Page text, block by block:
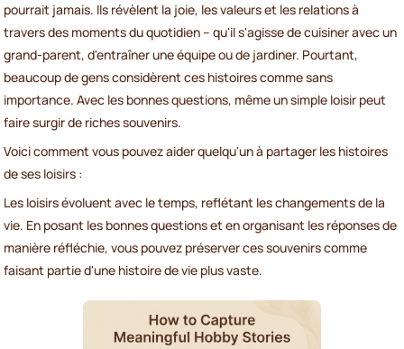
pourrait jamais. Ils révèlent la joie, les valeurs et les relations à
travers des moments du quotidien – qu'il s'agisse de cuisiner avec un
grand-parent, d'entraîner une équipe ou de jardiner. Pourtant,
beaucoup de gens considèrent ces histoires comme sans
importance. Avec les bonnes questions, même un simple loisir peut
faire surgir de riches souvenirs.
Voici comment vous pouvez aider quelqu'un à partager les histoires
de ses loisirs :
Les loisirs évoluent avec le temps, reflétant les changements de la
vie. En posant les bonnes questions et en organisant les réponses de
manière réfléchie, vous pouvez préserver ces souvenirs comme
faisant partie d'une histoire de vie plus vaste.